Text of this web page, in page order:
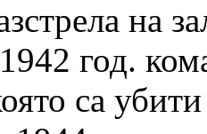
на
год.
са